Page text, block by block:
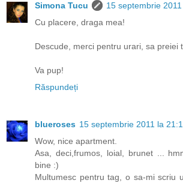
Simona Tucu
15 septembrie
Cu placere, draga mea!
Descude, merci pentru urari, sa preiei
Va pup!
Răspundeți
blueroses 15 septembrie 2011 la
Wow, nice apartment.
Asa, deci,frumos, loial, brunet ...
bine :)
Multumesc pentru tag, o sa-mi scriu